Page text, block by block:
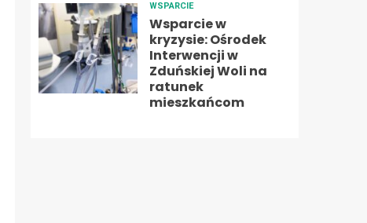
WSPARCIE
Wsparcie w
kryzysie: Ośrodek
Interwencji w
Zduńskiej Woli na
ratunek
mieszkańcom